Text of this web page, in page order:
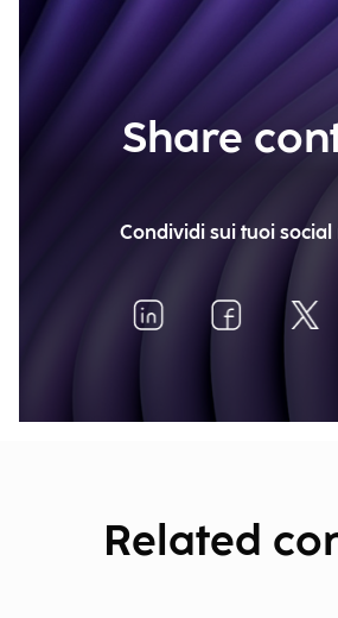
Share
Condividi sui tuoi
Related